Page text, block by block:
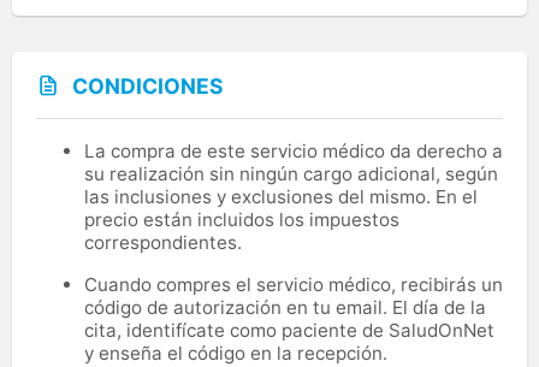
CONDICIONES
La compra de este servicio médico da derecho a
su realización sin ningún cargo adicional, según
las inclusiones y exclusiones del mismo. En el
precio están incluidos los impuestos
correspondientes.
Cuando compres el servicio médico, recibirás un
código de autorización en tu email. El día de la
cita, identifícate como paciente de SaludOnNet
y enseña el código en la recepción.